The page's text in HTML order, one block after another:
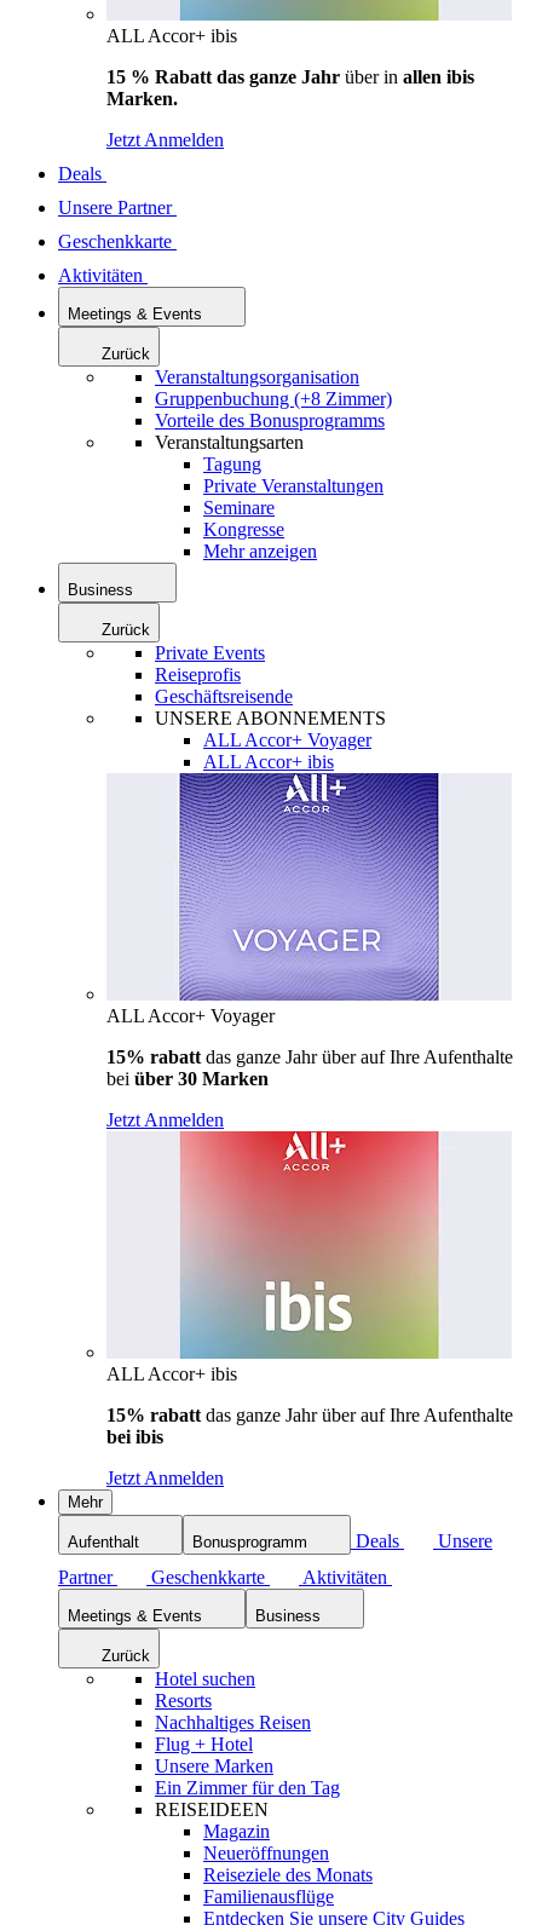
ALL Accor+ ibis
15 % Rabatt das ganze Jahr über in allen ibis
Marken.
Jetzt Anmelden
Deals
Unsere Partner
Geschenkkarte
Aktivitäten
Meetings & Events
Zurück
Veranstaltungsorganisation
Gruppenbuchung (+8 Zimmer)
Vorteile des Bonusprogramms
Veranstaltungsarten
Tagung
Private Veranstaltungen
Seminare
Kongresse
Mehr anzeigen
Business
Zurück
Private Events
Reiseprofis
Geschäftsreisende
UNSERE ABONNEMENTS
ALL Accor+ Voyager
ALL Accor+ ibis
ALL Accor+ Voyager
15% rabatt das ganze Jahr über auf Ihre Aufenthalte
bei über 30 Marken
Jetzt Anmelden
ALL Accor+ ibis
15% rabatt das ganze Jahr über auf Ihre Aufenthalte
bei ibis
Jetzt Anmelden
Mehr
Aufenthalt Bonusprogramm Deals
Unsere
Partner
Geschenkkarte Aktivitäten
Meetings & Events Business
Zurück
Hotel suchen
Resorts
Nachhaltiges Reisen
Flug + Hotel
Unsere Marken
Ein Zimmer für den Tag
REISEIDEEN
Magazin
Neueröffnungen
Reiseziele des Monats
Familienausflüge
Entdecken Sie unsere City Guides